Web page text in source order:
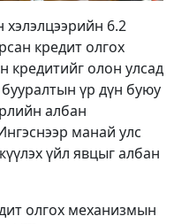
6.2
кредит олгох
кредитийг олон улсад
үр дүн буюу
албан
манай улс
үйл явцыг албан
олгох механизмын